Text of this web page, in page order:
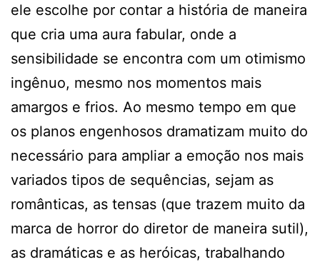
ele escolhe por contar a história de maneira
que cria uma aura fabular, onde a
sensibilidade se encontra com um otimismo
ingênuo, mesmo nos momentos mais
amargos e frios. Ao mesmo tempo em que
os planos engenhosos dramatizam muito do
necessário para ampliar a emoção nos mais
variados tipos de sequências, sejam as
românticas, as tensas (que trazem muito da
marca de horror do diretor de maneira sutil),
as dramáticas e as heróicas, trabalhando